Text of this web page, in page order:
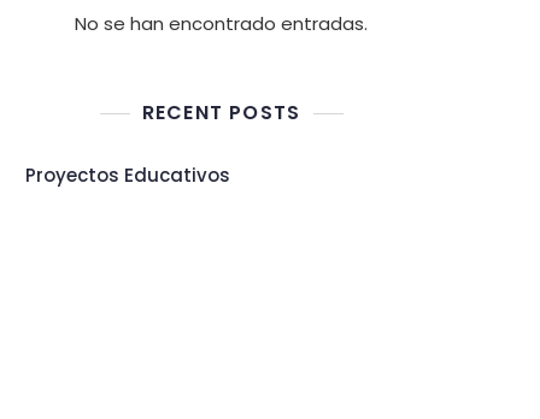
No se han encontrado entradas.
RECENT POSTS
Proyectos Educativos